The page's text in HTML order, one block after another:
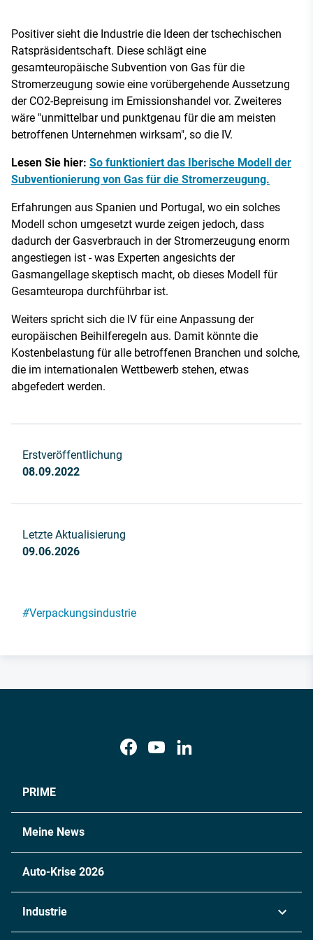
Positiver sieht die Industrie die Ideen der tschechischen
Ratspräsidentschaft. Diese schlägt eine
gesamteuropäische Subvention von Gas für die
Stromerzeugung sowie eine vorübergehende Aussetzung
der CO2-Bepreisung im Emissionshandel vor. Zweiteres
wäre "unmittelbar und punktgenau für die am meisten
betroffenen Unternehmen wirksam", so die IV.
Lesen Sie hier: So funktioniert das Iberische Modell der
Subventionierung von Gas für die Stromerzeugung.
Erfahrungen aus Spanien und Portugal, wo ein solches
Modell schon umgesetzt wurde zeigen jedoch, dass
dadurch der Gasverbrauch in der Stromerzeugung enorm
angestiegen ist - was Experten angesichts der
Gasmangellage skeptisch macht, ob dieses Modell für
Gesamteuropa durchführbar ist.
Weiters spricht sich die IV für eine Anpassung der
europäischen Beihilferegeln aus. Damit könnte die
Kostenbelastung für alle betroffenen Branchen und solche,
die im internationalen Wettbewerb stehen, etwas
abgefedert werden.
Erstveröffentlichung
08.09.2022
Letzte Aktualisierung
09.06.2026
#Verpackungsindustrie
PRIME
Meine News
Auto-Krise 2026
Industrie